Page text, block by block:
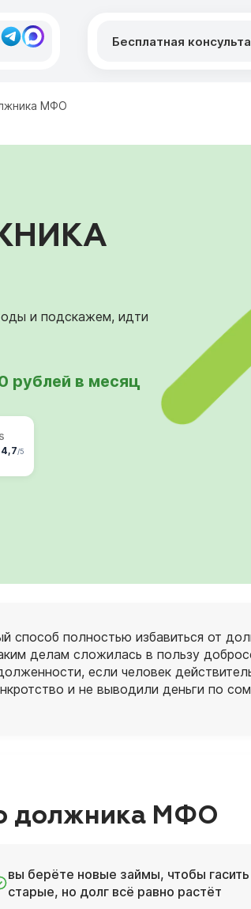
Бесплатная
МФО
и подскажем, идти
рублей в месяц
4,7/5
способ полностью избавиться от
делам сложилась в пользу
если человек
и не выводили деньги по
должника МФО
вы берёте новые займы, чтобы гасить
старые, но долг всё равно растёт